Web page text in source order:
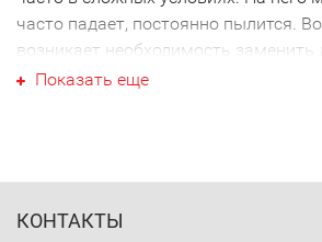
часто падает, постоянно пылится.
возникает необходимость заменить
Ваш пульт для
именно этой марки. Перед тем как
Показать еще
КОНТАКТЫ